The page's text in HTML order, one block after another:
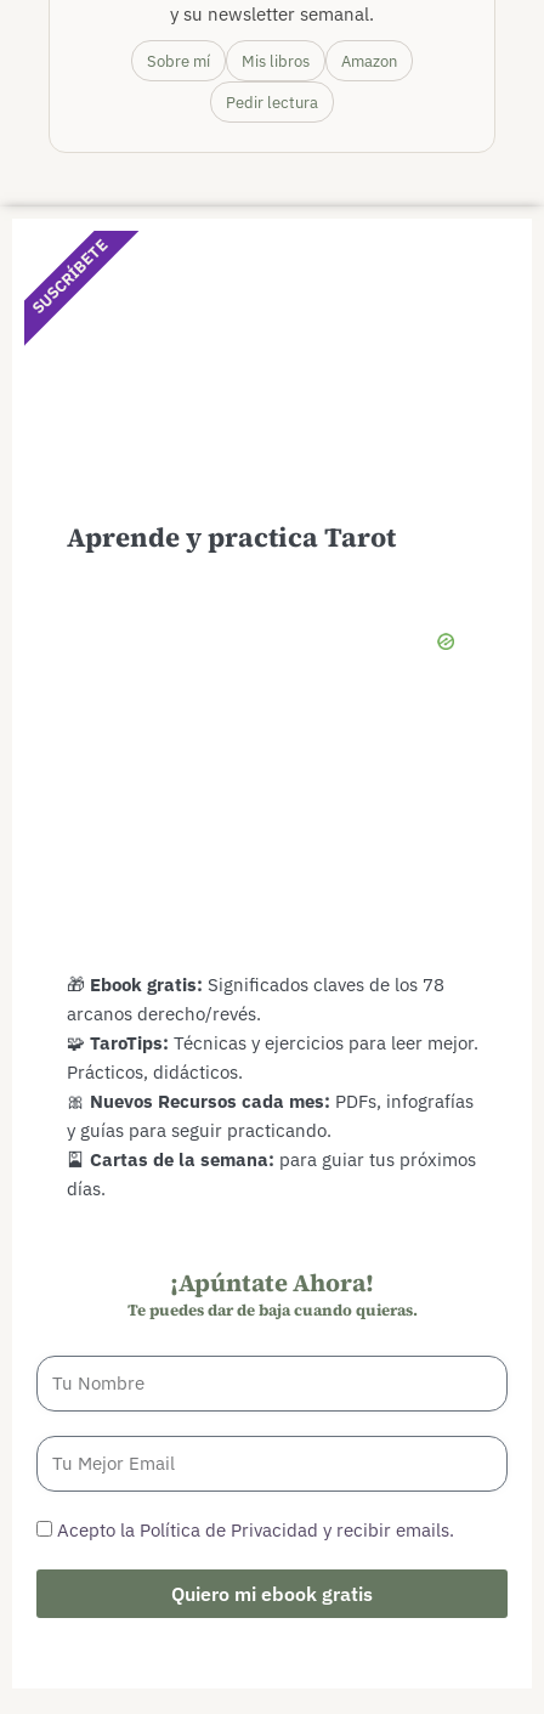
y su newsletter semanal.
Sobre mí Mis libros Amazon
Pedir lectura
Aprende y practica Tarot
🎁 Ebook gratis: Significados claves de los 78
arcanos derecho/revés.
🧩 TaroTips: Técnicas y ejercicios para leer mejor.
Prácticos, didácticos.
🎀 Nuevos Recursos cada mes: PDFs, infografías
y guías para seguir practicando.
🎴 Cartas de la semana: para guiar tus próximos
días.
SUSCRÍBETE
¡Apúntate Ahora!
Te puedes dar de baja cuando quieras.
Acepto la Política de Privacidad y recibir emails.
Quiero mi ebook gratis